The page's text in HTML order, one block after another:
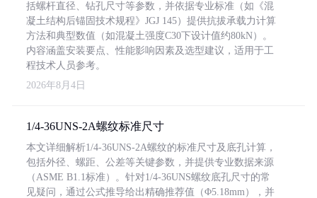
括螺杆直径、钻孔尺寸等参数，并依据专业标准（如《混
凝土结构后锚固技术规程》JGJ 145）提供抗拔承载力计算
方法和典型数值（如混凝土强度C30下设计值约80kN）。
内容涵盖安装要点、性能影响因素及选型建议，适用于工
程技术人员参考。
2026年8月4日
1/4-36UNS-2A螺纹标准尺寸
本文详细解析1/4-36UNS-2A螺纹的标准尺寸及底孔计算，
包括外径、螺距、公差等关键参数，并提供专业数据来源
（ASME B1.1标准）。针对1/4-36UNS螺纹底孔尺寸的常
见疑问，通过公式推导给出精确推荐值（Φ5.18mm），并